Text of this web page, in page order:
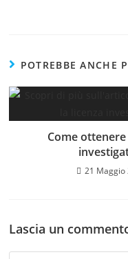
POTREBBE ANCHE
Come ottenere
21 Maggio
Lascia un